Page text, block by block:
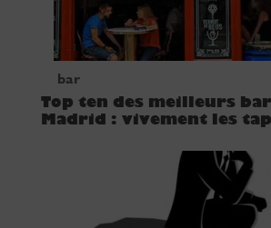
bar
Top ten des meilleurs
Madrid : vivement les